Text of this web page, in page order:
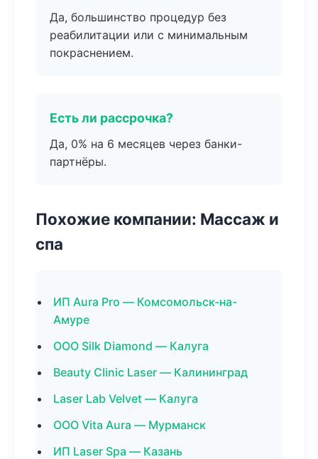
Да, большинство процедур без
реабилитации или с минимальным
покраснением.
Есть ли рассрочка?
Да, 0% на 6 месяцев через банки-
партнёры.
Похожие компании: Массаж и
спа
ИП Aura Pro — Комсомольск-на-
Амуре
ООО Silk Diamond — Калуга
Beauty Clinic Laser — Калининград
Laser Lab Velvet — Калуга
ООО Vita Aura — Мурманск
ИП Laser Spa — Казань